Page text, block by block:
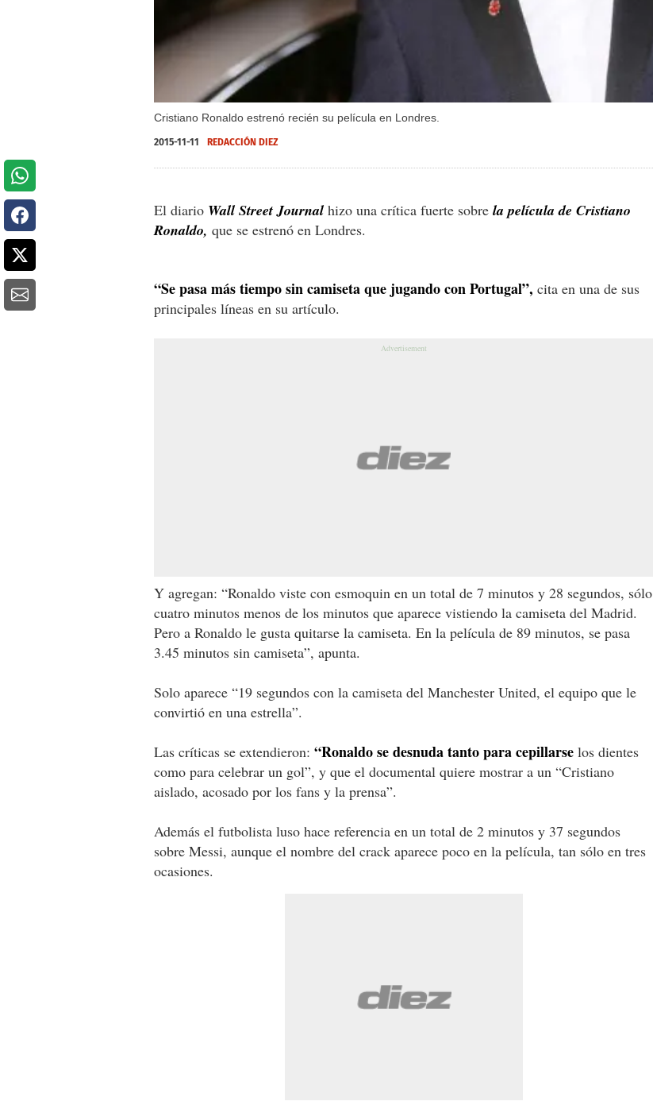
Cristiano Ronaldo estrenó recién su película en Londres.
2015-11-11 REDACCIÓN DIEZ
El diario Wall Street Journal hizo una crítica fuerte sobre la película de Cristiano
Ronaldo, que se estrenó en Londres.
“Se pasa más tiempo sin camiseta que jugando con Portugal”, cita en una de sus
principales líneas en su artículo.
Y agregan: “Ronaldo viste con esmoquin en un total de 7 minutos y 28 segundos, sólo
cuatro minutos menos de los minutos que aparece vistiendo la camiseta del Madrid.
Pero a Ronaldo le gusta quitarse la camiseta. En la película de 89 minutos, se pasa
3.45 minutos sin camiseta”, apunta.
Solo aparece “19 segundos con la camiseta del Manchester United, el equipo que le
convirtió en una estrella”.
Las críticas se extendieron: “Ronaldo se desnuda tanto para cepillarse los dientes
como para celebrar un gol”, y que el documental quiere mostrar a un “Cristiano
aislado, acosado por los fans y la prensa”.
Además el futbolista luso hace referencia en un total de 2 minutos y 37 segundos
sobre Messi, aunque el nombre del crack aparece poco en la película, tan sólo en tres
ocasiones.